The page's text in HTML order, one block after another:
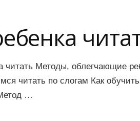
читать Методы, облегчающие
читать по слогам Как
…